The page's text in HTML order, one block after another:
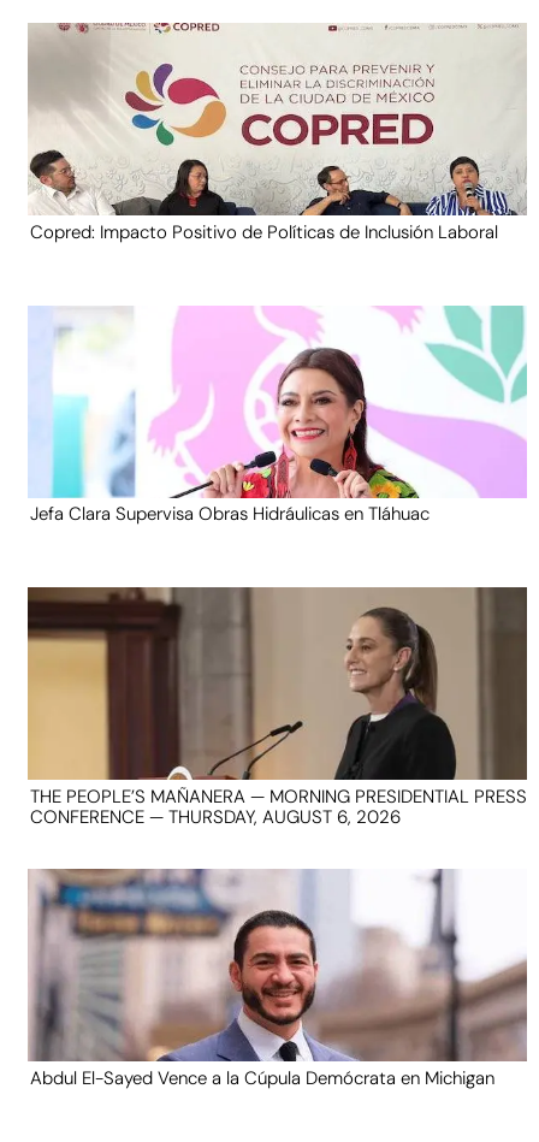
Copred: Impacto Positivo de Políticas de Inclusión Laboral
Jefa Clara Supervisa Obras Hidráulicas en Tláhuac
THE PEOPLE’S MAÑANERA — MORNING PRESIDENTIAL PRESS
CONFERENCE — THURSDAY, AUGUST 6, 2026
Abdul El-Sayed Vence a la Cúpula Demócrata en Michigan